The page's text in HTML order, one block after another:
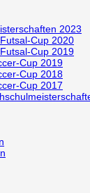
2023
Cup 2020
Cup 2019
Cup 2019
Cup 2018
Cup 2017